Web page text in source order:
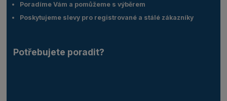
Poradíme Vám a pomůžeme s výběrem
Poskytujeme slevy pro registrované a stálé zákazníky
Potřebujete poradit?